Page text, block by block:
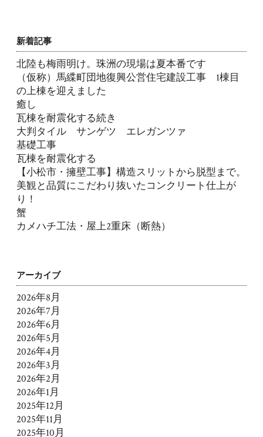
新着記事
北陸も梅雨明け。珠洲の現場は夏本番です
（仮称）馬緤町団地復興公営住宅建設工事 1棟目
の上棟を迎えました
癒し
瓦棟を耐震化する続き
大判タイル サンゲツ エレガンツァ
基礎工事
瓦棟を耐震化する
【小松市・擁壁工事】構造スリットから脱型まで。
美観と品質にこだわり抜いたコンクリート仕上が
り！
蟹
カメハチ工法・屋上2重床（断熱）
アーカイブ
2026年8月
2026年7月
2026年6月
2026年5月
2026年4月
2026年3月
2026年2月
2026年1月
2025年12月
2025年11月
2025年10月